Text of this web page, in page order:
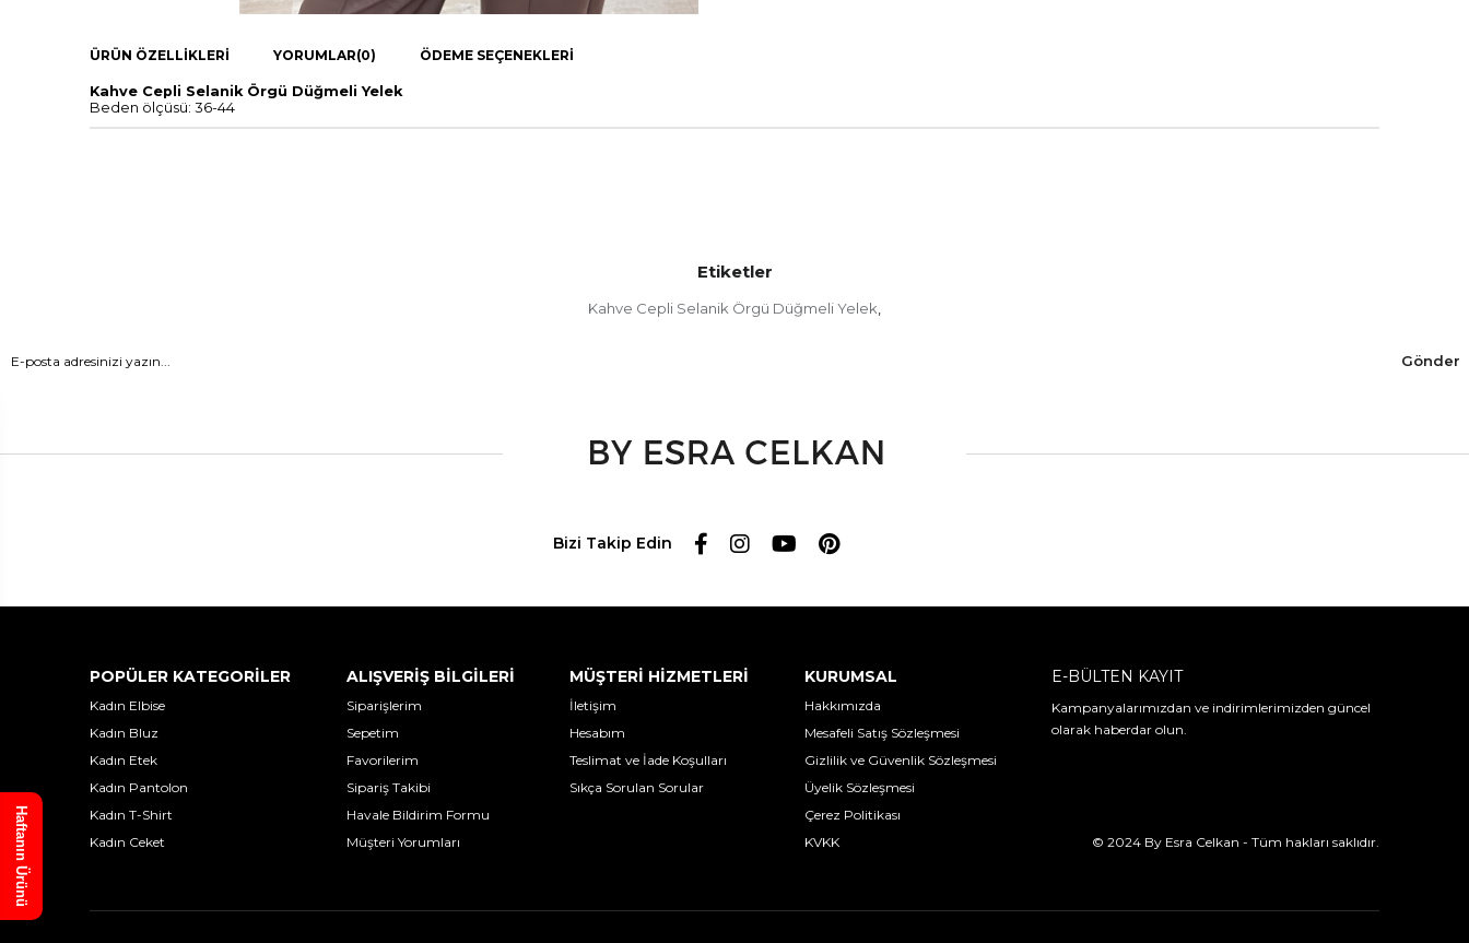
ÜRÜN ÖZELLIKLERI YORUMLAR(0) ÖDEME SEÇENEKLERI
Kahve Cepli Selanik Örgü Düğmeli Yelek
Beden ölçüsü: 36-44
Etiketler
Kahve Cepli Selanik Örgü Düğmeli Yelek,
Gönder
Bizi Takip Edin
POPÜLER KATEGORİLER
Kadın Elbise
Kadın Bluz
Kadın Etek
Kadın Pantolon
Kadın T-Shirt
Kadın Ceket
ALIŞVERİŞ BİLGİLERİ
Siparişlerim
Sepetim
Favorilerim
Sipariş Takibi
Havale Bildirim Formu
Müşteri Yorumları
MÜŞTERİ HİZMETLERİ
İletişim
Hesabım
Teslimat ve İade Koşulları
Sıkça Sorulan Sorular
KURUMSAL
Hakkımızda
Mesafeli Satış Sözleşmesi
Gizlilik ve Güvenlik Sözleşmesi
Üyelik Sözleşmesi
Çerez Politikası
KVKK
E-BÜLTEN KAYIT
Kampanyalarımızdan ve indirimlerimizden güncel
olarak haberdar olun.
© 2024 By Esra Celkan - Tüm hakları saklıdır.
Haftanın Ürünü